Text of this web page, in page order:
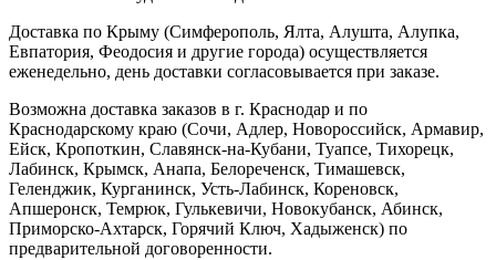
Доставка по Крыму (Симферополь, Ялта, Алушта, Алупка,
Евпатория, Феодосия и другие города) осуществляется
еженедельно, день доставки согласовывается при заказе.
Возможна доставка заказов в г. Краснодар и по
Краснодарскому краю (Сочи, Адлер, Новороссийск, Армавир,
Ейск, Кропоткин, Славянск-на-Кубани, Туапсе, Тихорецк,
Лабинск, Крымск, Анапа, Белореченск, Тимашевск,
Геленджик, Курганинск, Усть-Лабинск, Кореновск,
Апшеронск, Темрюк, Гулькевичи, Новокубанск, Абинск,
Приморско-Ахтарск, Горячий Ключ, Хадыженск) по
предварительной договоренности.